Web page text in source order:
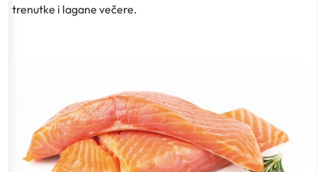
trenutke i lagane večere.